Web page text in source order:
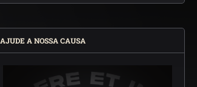
AJUDE A NOSSA CAUSA